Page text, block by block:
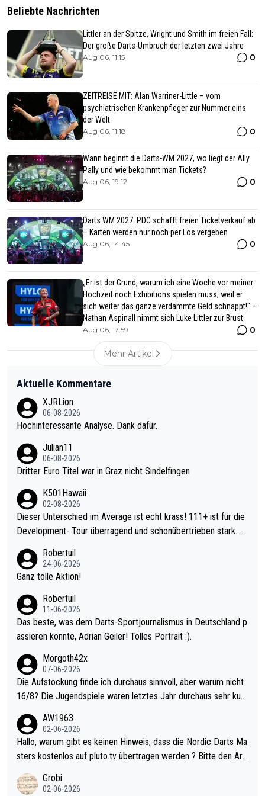
Beliebte Nachrichten
Littler an der Spitze, Wright und Smith im freien Fall:
Der große Darts-Umbruch der letzten zwei Jahre
Aug 06, 11:15 0
ZEITREISE MIT: Alan Warriner-Little – vom
psychiatrischen Krankenpfleger zur Nummer eins
der Welt
Aug 06, 11:18 0
Wann beginnt die Darts-WM 2027, wo liegt der Ally
Pally und wie bekommt man Tickets?
Aug 06, 19:12 0
Darts WM 2027: PDC schafft freien Ticketverkauf ab
– Karten werden nur noch per Los vergeben
Aug 06, 14:45 0
„Er ist der Grund, warum ich eine Woche vor meiner
Hochzeit noch Exhibitions spielen muss, weil er
sich weiter das ganze verdammte Geld schnappt!" –
Nathan Aspinall nimmt sich Luke Littler zur Brust
Aug 06, 17:59 0
Mehr Artikel
Aktuelle Kommentare
XJRLion
06-08-2026
Hochinteressante Analyse. Dank dafür.
Julian11
06-08-2026
Dritter Euro Titel war in Graz nicht Sindelfingen
K501Hawaii
02-08-2026
Dieser Unterschied im Average ist echt krass! 111+ ist für die
Development- Tour überragend und schonübertrieben stark. U
mal 40+ erst recht. Da gewinnst keinen Blumentopf - ist ja noc
h krasser wie ein Pokalspiel eines Kreisligisten vs einem Bund
Robertuil
24-06-2026
Ganz tolle Aktion!
Robertuil
11-06-2026
Das beste, was dem Darts-Sportjournalismus in Deutschland p
assieren konnte, Adrian Geiler! Tolles Portrait :).
Morgoth42x
07-06-2026
Die Aufstockung finde ich durchaus sinnvoll, aber warum nicht
16/8? Die Jugendspiele waren letztes Jahr durchaus sehr kurz
Allerdings ist Mitchell Lawrie als Nummer 1 der Welt eh qualifi
ziert. Somit ändert die automatische Qualifikation des Weltmei
sters erstmal nichts. Ich denke sie wollen damit für nächstes J
ohl wenig WDF Turniere spielen. Dies war bei Archie Self letzt
AW1963
02-06-2026
Hallo, warum gibt es keinen Hinweis, dass die Nordic Darts Ma
sters kostenlos auf pluto.tv übertragen werden ? Bitte den Arti
Grobi
02-06-2026